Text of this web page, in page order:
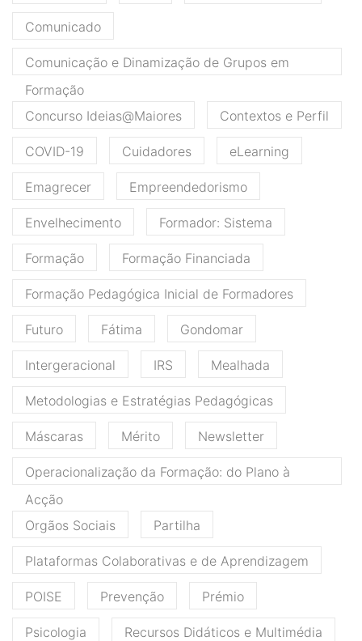
Comunicado
Comunicação e Dinamização de Grupos em
Formação
Concurso Ideias@Maiores
Contextos e Perfil
COVID-19 Cuidadores eLearning
Emagrecer Empreendedorismo
Envelhecimento Formador: Sistema
Formação Formação Financiada
Formação Pedagógica Inicial de Formadores
Futuro Fátima Gondomar
Intergeracional IRS Mealhada
Metodologias e Estratégias Pedagógicas
Máscaras Mérito Newsletter
Operacionalização da Formação: do Plano à
Acção
Orgãos Sociais
Partilha
Plataformas Colaborativas e de Aprendizagem
POISE Prevenção Prémio
Psicologia Recursos Didáticos e Multimédia